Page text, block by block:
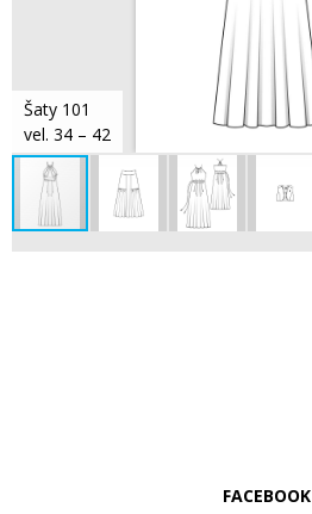
Šaty 101
vel. 34 – 42
FACEBOOK